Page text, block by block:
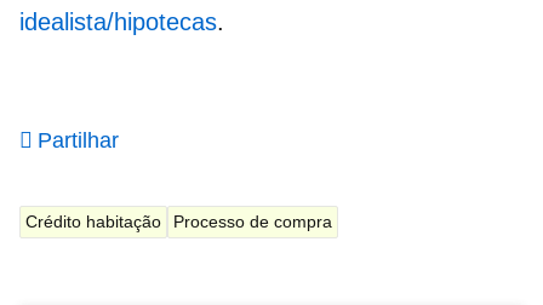
idealista/hipotecas.
Partilhar
Crédito habitação Processo de compra